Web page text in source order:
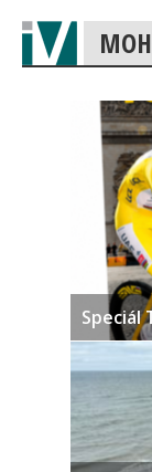
Speciál